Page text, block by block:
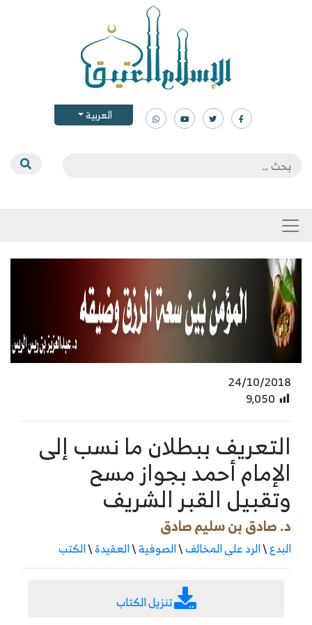
العربية
24/10/2018
9٬050
التعريف ببطلان ما نسب إلى
الإمام أحمد بجواز مسح
وتقبيل القبر الشريف
د. صادق بن سليم صادق
البدع\الرد على المخالف\الصوفية\العقيدة\الكتب
تنزيل الكتاب